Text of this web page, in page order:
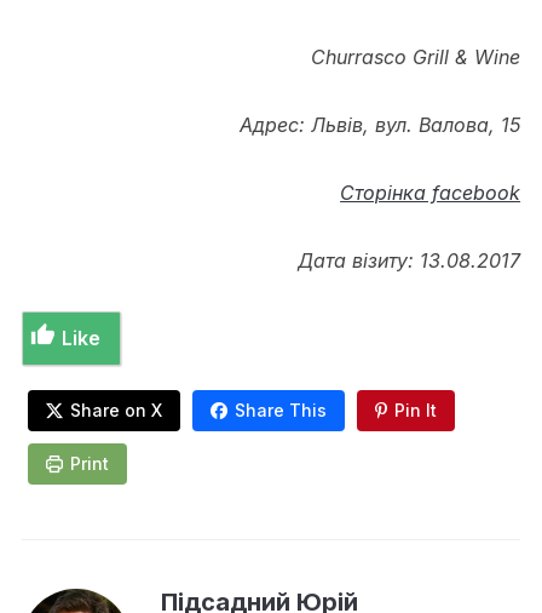
Churrasco Grill & Wine
Адрес: Львів, вул. Валова, 15
Сторінка facebook
Дата візиту: 13.08.2017
Like
Share on X Share This Pin It
Print
Підсадний Юрій